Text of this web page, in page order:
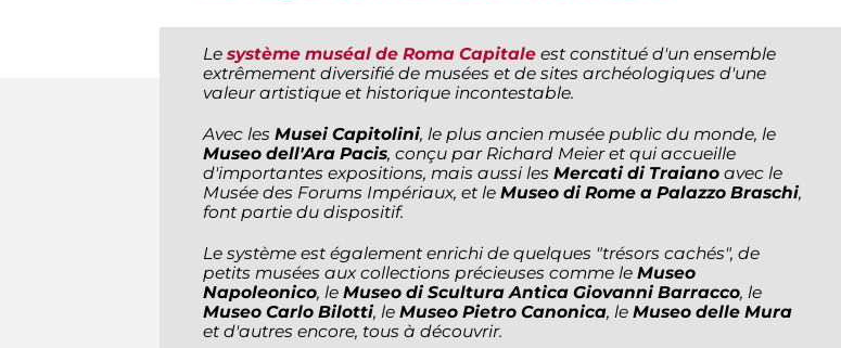
Le système muséal de Roma Capitale est constitué d'un ensemble
extrêmement diversifié de musées et de sites archéologiques d'une
valeur artistique et historique incontestable.
Avec les Musei Capitolini, le plus ancien musée public du monde, le
Museo dell'Ara Pacis, conçu par Richard Meier et qui accueille
d'importantes expositions, mais aussi les Mercati di Traiano avec le
Musée des Forums Impériaux, et le Museo di Rome a Palazzo Braschi,
font partie du dispositif.
Le système est également enrichi de quelques "trésors cachés", de
petits musées aux collections précieuses comme le Museo
Napoleonico, le Museo di Scultura Antica Giovanni Barracco, le
Museo Carlo Bilotti, le Museo Pietro Canonica, le Museo delle Mura
et d'autres encore, tous à découvrir.